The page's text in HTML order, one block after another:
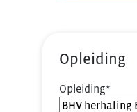
Opleiding
Opleiding*